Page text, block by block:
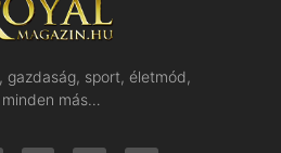
gazdaság, sport, életmód,
más…